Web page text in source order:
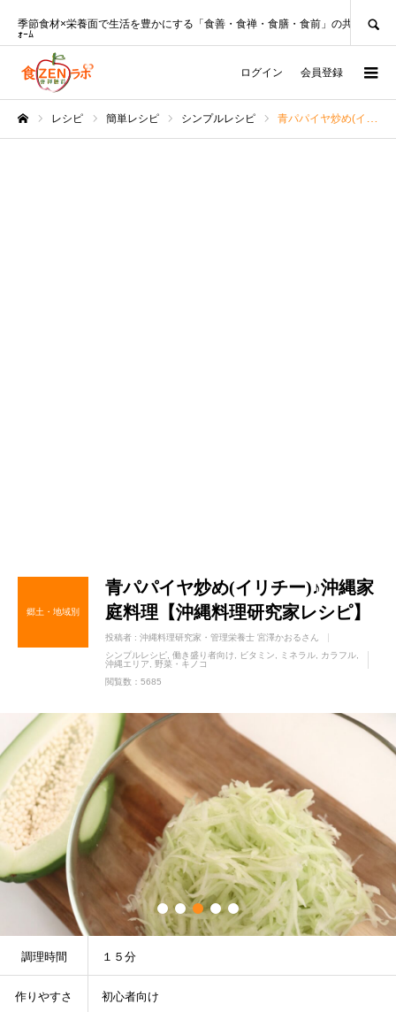
季節食材×栄養面で生活を豊かにする「食善・食禅・食膳・食前」の共創ﾌﾟﾗｯﾄﾌ
ｫｰﾑ
ログイン 会員登録
レシピ 簡単レシピ シンプルレシピ 青パパイヤ炒め(イリチー)♪沖縄家庭料理【沖縄料理研究家レシピ】
郷土・地域別
青パパイヤ炒め(イリチー)♪沖縄家
庭料理【沖縄料理研究家レシピ】
投稿者 : 沖縄料理研究家・管理栄養士 宮澤かおるさん
シンプルレシピ 働き盛り者向け ビタミン ミネラル
カラフル
沖縄エリア
野菜・キノコ
閲覧数：5685
調理時間 １５分
作りやすさ 初心者向け